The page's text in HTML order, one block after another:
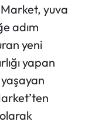
yuva
adım
yeni
yapan